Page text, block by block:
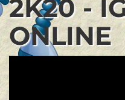
2K20 -
ONLINE